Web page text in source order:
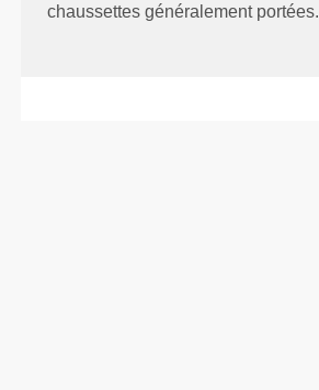
chaussettes généralement portées.